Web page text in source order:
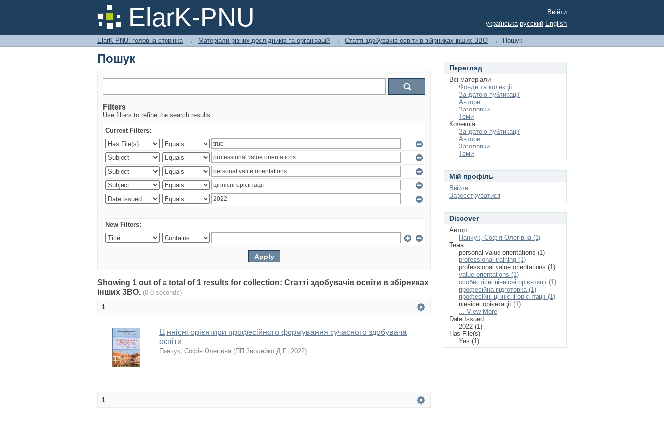
ElarK-PNU
Пошук
Ввійти
українська русский English
ElarK-PNU: головна сторінка → Матеріали різних дослідників та організацій → Статті здобувачів освіти в збірниках інших ЗВО → Пошук
Пошук
Filters
Use filters to refine the search results.
Current Filters:
New Filters:
Showing 1 out of a total of 1 results for collection: Статті здобувачів освіти в збірниках
інших ЗВО. (0.0 seconds)
1
Ціннісні орієнтири професійного формування сучасного здобувача
освіти
Панчук, Софія Олегівна (ПП Зволейко Д.Г., 2022)
1
Перегляд
Всі матеріали
Фонди та колекції
За датою публикації
Автори
Заголовки
Теми
Колекція
За датою публикації
Автори
Заголовки
Теми
Мій профіль
Ввійти
Зареєструватися
Discover
Автор
Панчук, Софія Олегівна (1)
Тема
personal value orientations (1)
professional training (1)
professional value orientations (1)
value orientations (1)
особистісні ціннісні орієнтації (1)
професійна підготовка (1)
професійні ціннісні орієнтації (1)
ціннісні орієнтації (1)
... View More
Date Issued
2022 (1)
Has File(s)
Yes (1)